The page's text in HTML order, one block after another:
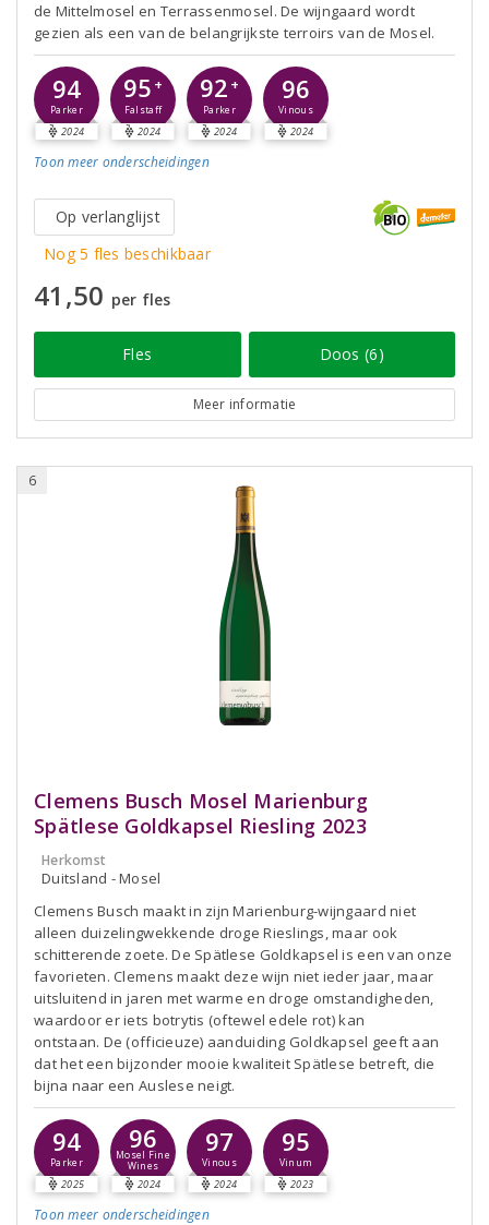
de Mittelmosel en Terrassenmosel. De wijngaard wordt
gezien als een van de belangrijkste terroirs van de Mosel.
94
Parker
2024
95 +
Falstaff
2024
92 +
Parker
2024
96
Vinous
2024
Toon meer onderscheidingen
Op verlanglijst
Nog 5 fles beschikbaar
41,50 per fles
Fles Doos (6)
Meer informatie
6
Clemens Busch Mosel Marienburg
Spätlese Goldkapsel Riesling 2023
Herkomst
Duitsland - Mosel
Clemens Busch maakt in zijn Marienburg-wijngaard niet
alleen duizelingwekkende droge Rieslings, maar ook
schitterende zoete. De Spätlese Goldkapsel is een van onze
favorieten. Clemens maakt deze wijn niet ieder jaar, maar
uitsluitend in jaren met warme en droge omstandigheden,
waardoor er iets botrytis (oftewel edele rot) kan
ontstaan. De (officieuze) aanduiding Goldkapsel geeft aan
dat het een bijzonder mooie kwaliteit Spätlese betreft, die
bijna naar een Auslese neigt.
94
Parker
2025
96
Mosel Fine
Wines
2024
97
Vinous
2024
95
Vinum
2023
Toon meer onderscheidingen